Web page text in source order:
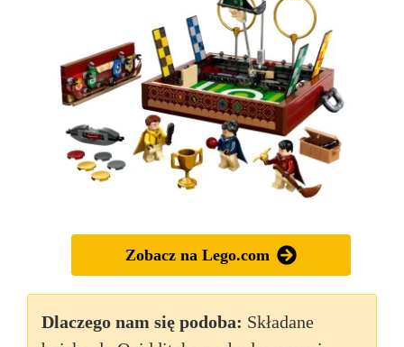
Zobacz na Lego.com
Dlaczego nam się podoba: Składane